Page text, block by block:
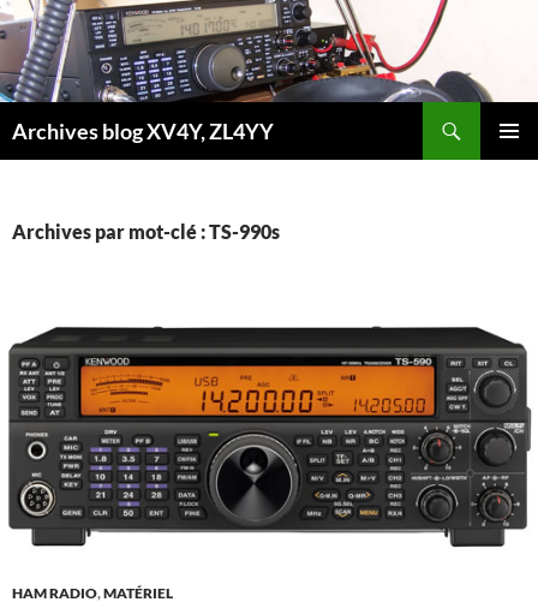
Aller
au
contenu
Archives blog XV4Y, ZL4YY
Archives par mot-clé : TS-990s
HAM RADIO,MATÉRIEL